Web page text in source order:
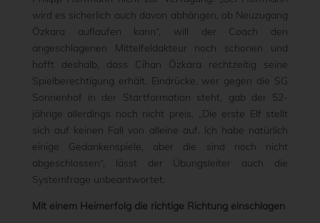
wird es sicherlich auch davon abhängen, ob Neuzugang
Özkara auflaufen kann“, will der Coach den
angeschlagenen Mittelfeldakteur noch schonen und
hofft deshalb, dass Cihan Özkara rechtzeitig seine
Spielberechtigung erhält. Eindrücke, wer gegen die SG
Sonnenhof in der Startformation steht, gab der 52-
jährige allerdings noch nicht preis. „Die erste Elf stellt
sich auf keinen Fall von alleine auf. Ich habe natürlich
einige Gedankenspiele, aber die sind noch nicht
abgeschlossen“, lässt der Übungsleiter auch die
Systemfrage unbeantwortet.
Mit einem Heimerfolg die richtige Richtung einschlagen